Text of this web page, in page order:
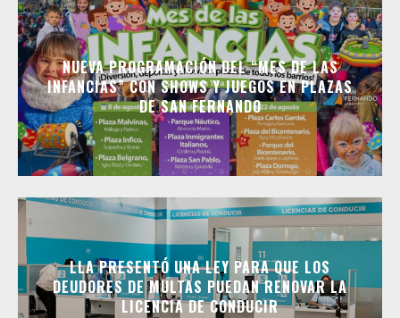
NUEVA PROGRAMACIÓN DEL “MES DE LAS
INFANCIAS” CON SHOWS Y JUEGOS EN PLAZAS
DE SAN FERNANDO
LLA PRESENTÓ UNA LEY PARA QUE LOS
DEUDORES DE MULTAS PUEDAN RENOVAR LA
LICENCIA DE CONDUCIR